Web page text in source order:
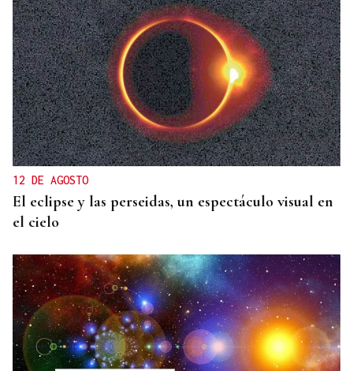
12 DE AGOSTO
El eclipse y las perseidas, un espectáculo visual en
el cielo